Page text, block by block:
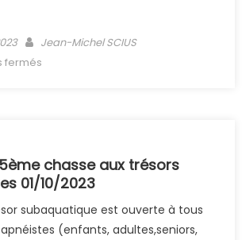
Author
Jean-Michel SCIUS
fermés
chasse aux trésors
01/10/2023
subaquatique est ouverte à tous
(enfants, adultes,seniors,